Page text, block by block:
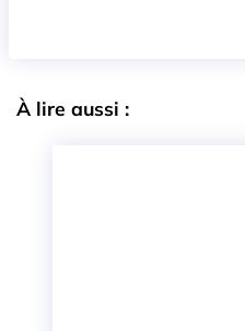
À lire aussi :